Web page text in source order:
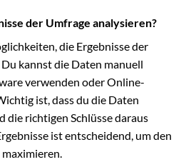
der Umfrage analysieren?
die Ergebnisse der
kannst die Daten manuell
verwenden oder Online-
ist, dass du die Daten
die richtigen Schlüsse daraus
ist entscheidend, um den